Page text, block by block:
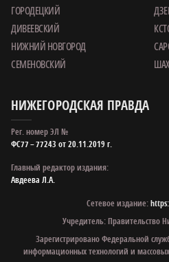
ГОРОДЕЦКИЙ
ДИВЕЕВСКИЙ
НИЖНИЙ НОВГОРОД
СЕМЕНОВСКИЙ
НИЖЕГОРОДСКАЯ ПРАВДА
Рег. номер ЭЛ №
ФС77 – 77243 от 20.11.2019 г.
Главный редактор издания:
Авдеева Л.А.
Сетевое издание:
Учредитель: Правительство
Зарегистрировано Федеральной
информационных технологий и